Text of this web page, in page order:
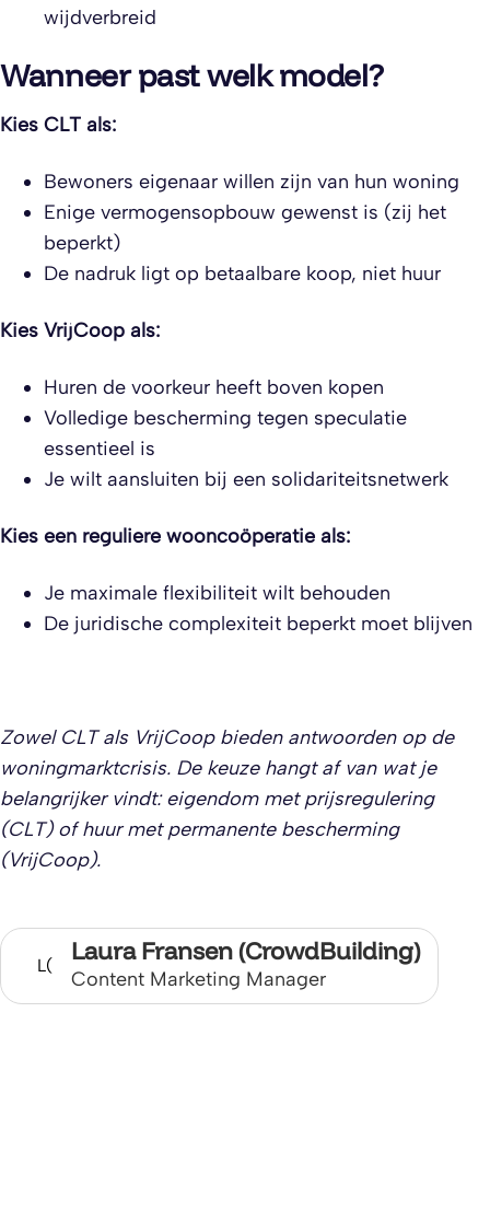
wijdverbreid
Wanneer past welk model?
Kies CLT als:
Bewoners eigenaar willen zijn van hun woning
Enige vermogensopbouw gewenst is (zij het
beperkt)
De nadruk ligt op betaalbare koop, niet huur
Kies VrijCoop als:
Huren de voorkeur heeft boven kopen
Volledige bescherming tegen speculatie
essentieel is
Je wilt aansluiten bij een solidariteitsnetwerk
Kies een reguliere wooncoöperatie als:
Je maximale flexibiliteit wilt behouden
De juridische complexiteit beperkt moet blijven
Zowel CLT als VrijCoop bieden antwoorden op de
woningmarktcrisis. De keuze hangt af van wat je
belangrijker vindt: eigendom met prijsregulering
(CLT) of huur met permanente bescherming
(VrijCoop).
L( Laura Fransen (CrowdBuilding)
Content Marketing Manager